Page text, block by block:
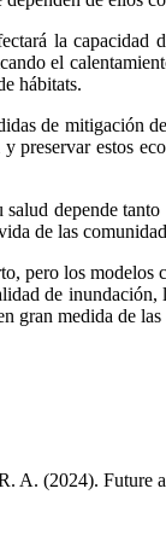
la capacidad
el
hábitats.
de mitigación
preservar estos
depende
de las
pero los
de
gran medida de
A. (2024). Future